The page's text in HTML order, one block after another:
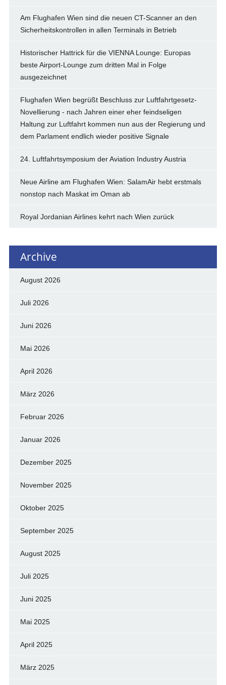
Am Flughafen Wien sind die neuen CT-Scanner an den
Sicherheitskontrollen in allen Terminals in Betrieb
Historischer Hattrick für die VIENNA Lounge: Europas
beste Airport-Lounge zum dritten Mal in Folge
ausgezeichnet
Flughafen Wien begrüßt Beschluss zur Luftfahrtgesetz-
Novellierung - nach Jahren einer eher feindseligen
Haltung zur Luftfahrt kommen nun aus der Regierung und
dem Parlament endlich wieder positive Signale
24. Luftfahrtsymposium der Aviation Industry Austria
Neue Airline am Flughafen Wien: SalamAir hebt erstmals
nonstop nach Maskat im Oman ab
Royal Jordanian Airlines kehrt nach Wien zurück
Archive
August 2026
Juli 2026
Juni 2026
Mai 2026
April 2026
März 2026
Februar 2026
Januar 2026
Dezember 2025
November 2025
Oktober 2025
September 2025
August 2025
Juli 2025
Juni 2025
Mai 2025
April 2025
März 2025